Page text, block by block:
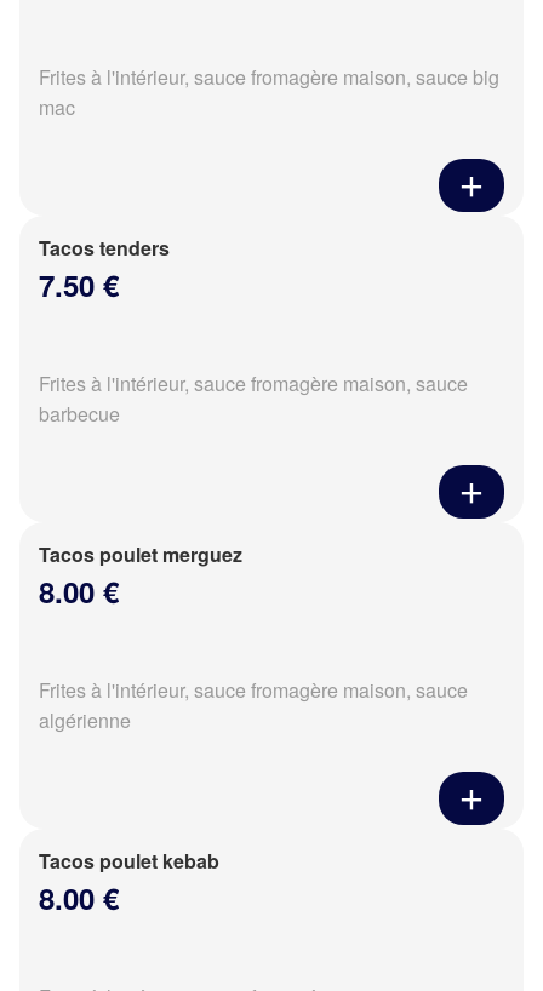
Frites à l'intérieur, sauce fromagère maison, sauce big
mac
Tacos tenders
7.50 €
Frites à l'intérieur, sauce fromagère maison, sauce
barbecue
Tacos poulet merguez
8.00 €
Frites à l'intérieur, sauce fromagère maison, sauce
algérienne
Tacos poulet kebab
8.00 €